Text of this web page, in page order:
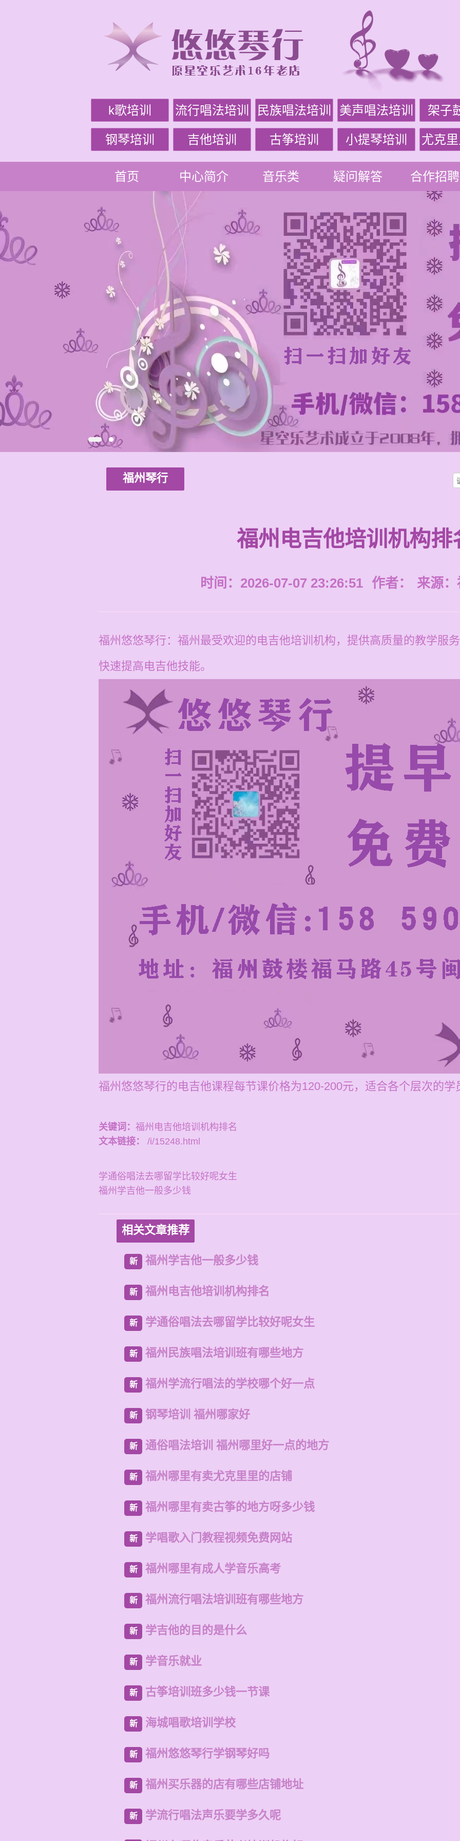
k歌培训 流行唱法培训 民族唱法培训 美声唱法培训 架子
钢琴培训 吉他培训 古筝培训 小提琴培训 尤克
首页 中心简介 音乐类 疑问解答 合作招聘
福州琴行
福州电吉他培训机构排
时间：2026-07-07 23:26:51 作者： 来源：
福州悠悠琴行：福州最受欢迎的电吉他培训机构，提供高质量的教学服
快速提高电吉他技能。
福州悠悠琴行的电吉他课程每节课价格为120-200元，适合各个层次的学
关键词： 福州电吉他培训机构排名
文本链接：
/i/15248.html
学通俗唱法去哪留学比较好呢女生
福州学吉他一般多少钱
相关文章推荐
新 福州学吉他一般多少钱
新 福州电吉他培训机构排名
新 学通俗唱法去哪留学比较好呢女生
新 福州民族唱法培训班有哪些地方
新 福州学流行唱法的学校哪个好一点
新 钢琴培训 福州哪家好
新 通俗唱法培训 福州哪里好一点的地方
新 福州哪里有卖尤克里里的店铺
新 福州哪里有卖古筝的地方呀多少钱
新 学唱歌入门教程视频免费网站
新 福州哪里有成人学音乐高考
新 福州流行唱法培训班有哪些地方
新 学吉他的目的是什么
新 学音乐就业
新 古筝培训班多少钱一节课
新 海城唱歌培训学校
新 福州悠悠琴行学钢琴好吗
新 福州买乐器的店有哪些店铺地址
新 学流行唱法声乐要学多久呢